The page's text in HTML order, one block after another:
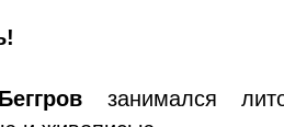
занимался